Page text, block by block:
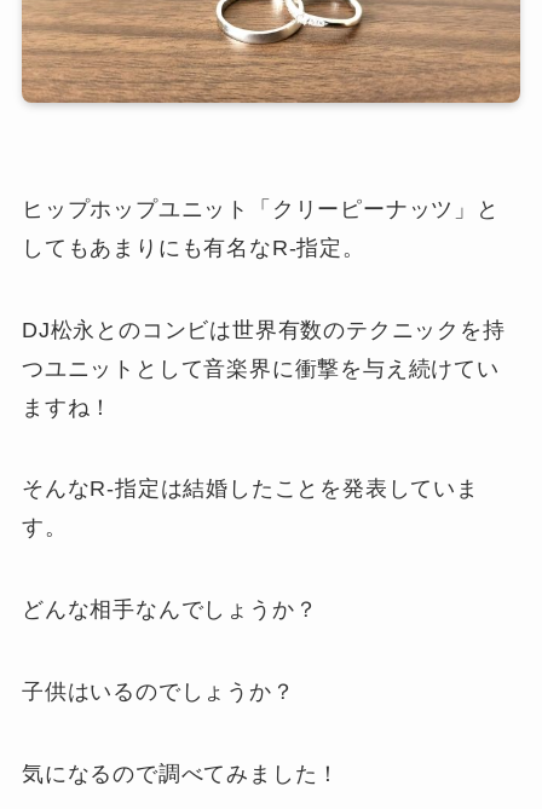
ヒップホップユニット「クリーピーナッツ」と
してもあまりにも有名なR-指定。
DJ松永とのコンビは世界有数のテクニックを持
つユニットとして音楽界に衝撃を与え続けてい
ますね！
そんなR-指定は結婚したことを発表していま
す。
どんな相手なんでしょうか？
子供はいるのでしょうか？
気になるので調べてみました！